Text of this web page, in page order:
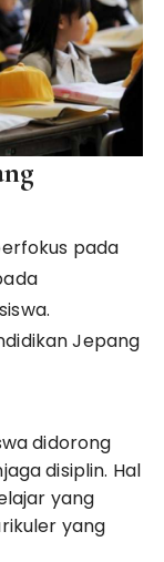
pada
Jepang
didorong
disiplin. Hal
yang
yang